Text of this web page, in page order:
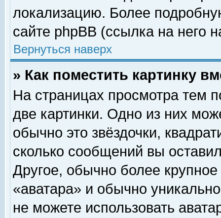
локализацию. Более
сайте phpBB (ссылка на него
Вернуться наверх
» Как поместить картинку
На страницах просмотра тем
две картинки. Одно из них
обычно это звёздочки,
сколько сообщений вы
Другое, обычно более
«аватара» и обычно
не можете использовать